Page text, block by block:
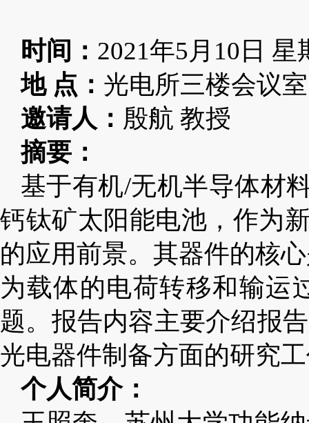
时间： 2021年5 月 10 日 星
地 点： 光电所三楼会议室
邀请人： 殷航 教授
摘要：
基于有机/无机半导体材
钙钛矿太阳能电池，作为
的应用前景。其器件的核
为载体的电荷转移和输运
题。报告内容主要介绍报
光电器件制备方面的研究
个人简介：